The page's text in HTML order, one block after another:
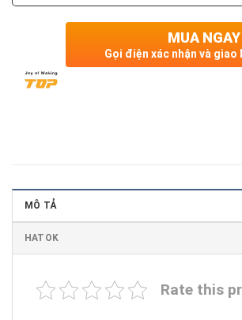
MUA NGAY
Gọi điện xác nhận và giao
MÔ TẢ
HATOK
Rate this